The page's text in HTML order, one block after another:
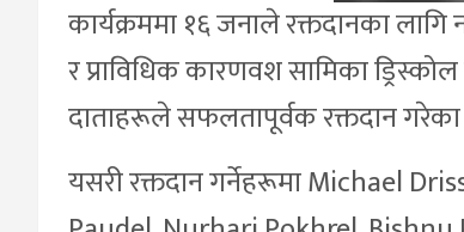
कार्यक्रममा १६ जनाले रक्तदानका
र प्राविधिक कारणवश सामिका
दाताहरूले सफलतापूर्वक रक्तदान
यसरी रक्तदान गर्नेहरूमा Michael